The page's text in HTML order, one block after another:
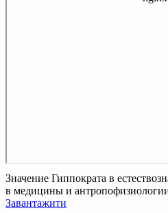
Значение Гиппократа в
в медицины и
Завантажити